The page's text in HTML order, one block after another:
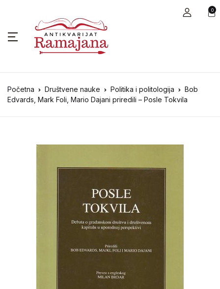
0
Početna Društvene nauke Politika i politologija
Bob
Edvards, Mark Foli, Mario Dajani priredili – Posle Tokvila